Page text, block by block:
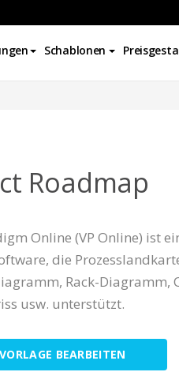
Schablonen
Roadmap
Online (VP Online) ist
die
Rack-
usw. unterstützt.
BEARBEITEN